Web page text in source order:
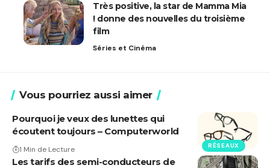
Très positive, la star de Mamma Mia
! donne des nouvelles du troisième
film
Séries et Cinéma
Vous pourriez aussi aimer
RÉSEAUX
Pourquoi je veux des lunettes qui
écoutent toujours – Computerworld
1 Min de Lecture
Les tarifs des semi-conducteurs de